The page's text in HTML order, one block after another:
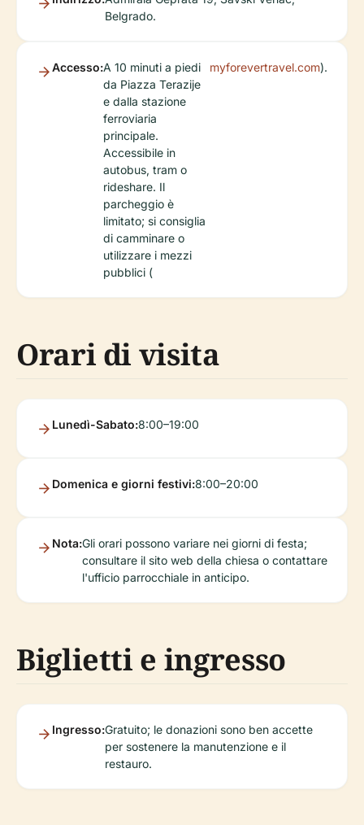
Belgrado.
Accesso:A 10 minuti a piedi
da Piazza Terazije
e dalla stazione
ferroviaria
principale.
Accessibile in
autobus, tram o
rideshare. Il
parcheggio è
limitato; si consiglia
di camminare o
utilizzare i mezzi
pubblici (
myforevertravel.com).
Orari di visita
Lunedì-Sabato:8:00–19:00
Domenica e giorni festivi:8:00–20:00
Nota:Gli orari possono variare nei giorni di festa;
consultare il sito web della chiesa o contattare
l'ufficio parrocchiale in anticipo.
Biglietti e ingresso
Ingresso:Gratuito; le donazioni sono ben accette
per sostenere la manutenzione e il
restauro.